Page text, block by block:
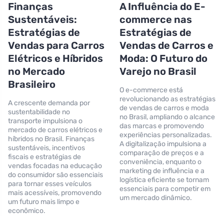
Finanças
Sustentáveis:
Estratégias de
Vendas para Carros
Elétricos e Híbridos
no Mercado
Brasileiro
A crescente demanda por
sustentabilidade no
transporte impulsiona o
mercado de carros elétricos e
híbridos no Brasil. Finanças
sustentáveis, incentivos
fiscais e estratégias de
vendas focadas na educação
do consumidor são essenciais
para tornar esses veículos
mais acessíveis, promovendo
um futuro mais limpo e
econômico.
A Influência do E-
commerce nas
Estratégias de
Vendas de Carros e
Moda: O Futuro do
Varejo no Brasil
O e-commerce está
revolucionando as estratégias
de vendas de carros e moda
no Brasil, ampliando o alcance
das marcas e promovendo
experiências personalizadas.
A digitalização impulsiona a
comparação de preços e a
conveniência, enquanto o
marketing de influência e a
logística eficiente se tornam
essenciais para competir em
um mercado dinâmico.